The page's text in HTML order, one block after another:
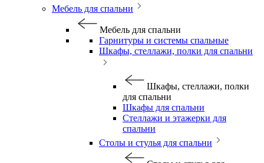
Мебель для спальни
Мебель для спальни
Гарнитуры и системы спальные
Шкафы, стеллажи, полки для спальни
Шкафы, стеллажи, полки
для спальни
Шкафы для спальни
Стеллажи и этажерки для
спальни
Столы и стулья для спальни